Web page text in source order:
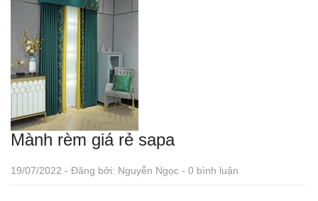
Mành rèm giá rẻ sapa
19/07/2022 - Đăng bởi: Nguyễn Ngọc - 0 bình luận